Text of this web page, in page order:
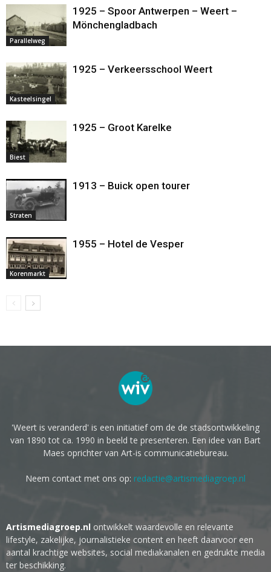
Parallelweg
1925 – Spoor Antwerpen – Weert –
Mönchengladbach
Kasteelsingel
1925 – Verkeersschool Weert
Biest
1925 – Groot Karelke
Straten
1913 – Buick open tourer
Korenmarkt
1955 – Hotel de Vesper
'Weert is veranderd' is een initiatief om de de stadsontwikkeling
van 1890 tot ca. 1990 in beeld te presenteren. Een idee van Bart
Maes oprichter van Art-is communicatiebureau.
Neem contact met ons op: redactie@artismediagroep.nl
Artismediagroep.nl ontwikkelt waardevolle en relevante
lifestyle, zakelijke, journalistieke content en heeft daarvoor een
aantal krachtige websites, social mediakanalen en gedrukte media
ter beschikking.